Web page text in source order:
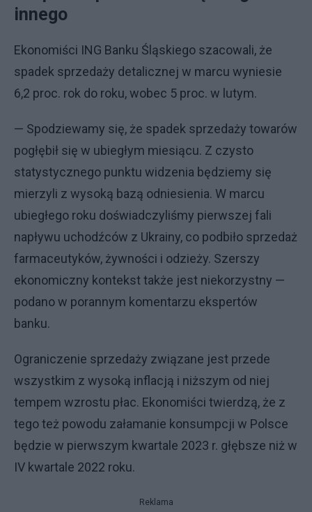
innego
Ekonomiści ING Banku Śląskiego szacowali, że
spadek sprzedaży detalicznej w marcu wyniesie
6,2 proc. rok do roku, wobec 5 proc. w lutym.
— Spodziewamy się, że spadek sprzedaży towarów
pogłębił się w ubiegłym miesiącu. Z czysto
statystycznego punktu widzenia będziemy się
mierzyli z wysoką bazą odniesienia. W marcu
ubiegłego roku doświadczyliśmy pierwszej fali
napływu uchodźców z Ukrainy, co podbiło sprzedaż
farmaceutyków, żywności i odzieży. Szerszy
ekonomiczny kontekst także jest niekorzystny —
podano w porannym komentarzu ekspertów
banku.
Ograniczenie sprzedaży związane jest przede
wszystkim z wysoką inflacją i niższym od niej
tempem wzrostu płac. Ekonomiści twierdzą, że z
tego też powodu załamanie konsumpcji w Polsce
będzie w pierwszym kwartale 2023 r. głębsze niż w
IV kwartale 2022 roku.
Reklama